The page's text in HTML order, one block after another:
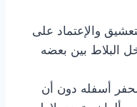
والإعتماد على
البلاط بين بعضه
أسفله دون أن